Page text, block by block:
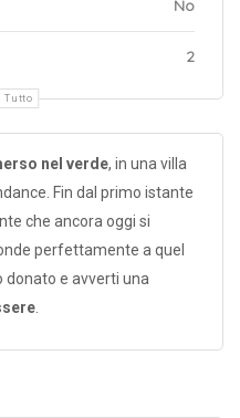
No
2
Tutto
nel verde, in una villa
Fin dal primo istante
che ancora oggi si
perfettamente a quel
donato e avverti una